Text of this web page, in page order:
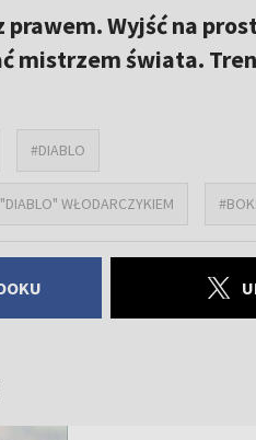
prawem. Wyjść na
mistrzem świata.
#DIABLO
WŁODARCZYKIEM